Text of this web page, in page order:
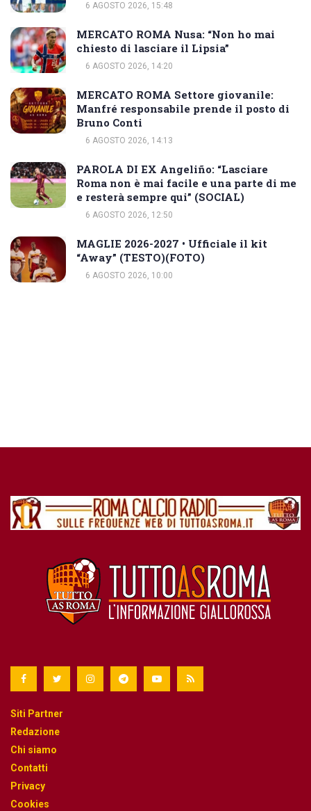
6 AGOSTO 2026, 15:48
MERCATO ROMA Nusa: “Non ho mai
chiesto di lasciare il Lipsia”
6 AGOSTO 2026, 14:20
MERCATO ROMA Settore giovanile:
Manfré responsabile prende il posto di
Bruno Conti
6 AGOSTO 2026, 14:13
PAROLA DI EX Angeliño: “Lasciare
Roma non è mai facile e una parte di me
e resterà sempre qui” (SOCIAL)
6 AGOSTO 2026, 12:50
MAGLIE 2026-2027 • Ufficiale il kit
“Away” (TESTO)(FOTO)
6 AGOSTO 2026, 10:00
Siti Partner
Redazione
Chi siamo
Contatti
Privacy
Cookies